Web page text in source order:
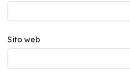
Sito web